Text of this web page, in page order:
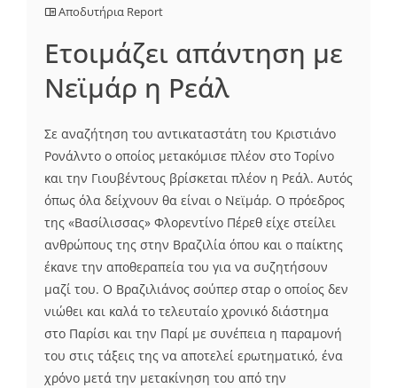
Αποδυτήρια Report
Ετοιμάζει απάντηση με
Νεϊμάρ η Ρεάλ
Σε αναζήτηση του αντικαταστάτη του Κριστιάνο
Ρονάλντο ο οποίος μετακόμισε πλέον στο Τορίνο
και την Γιουβέντους βρίσκεται πλέον η Ρεάλ. Αυτός
όπως όλα δείχνουν θα είναι ο Νεϊμάρ. Ο πρόεδρος
της «Βασίλισσας» Φλορεντίνο Πέρεθ είχε στείλει
ανθρώπους της στην Βραζιλία όπου και ο παίκτης
έκανε την αποθεραπεία του για να συζητήσουν
μαζί του. Ο Βραζιλιάνος σούπερ σταρ ο οποίος δεν
νιώθει και καλά το τελευταίο χρονικό διάστημα
στο Παρίσι και την Παρί με συνέπεια η παραμονή
του στις τάξεις της να αποτελεί ερωτηματικό, ένα
χρόνο μετά την μετακίνηση του από την